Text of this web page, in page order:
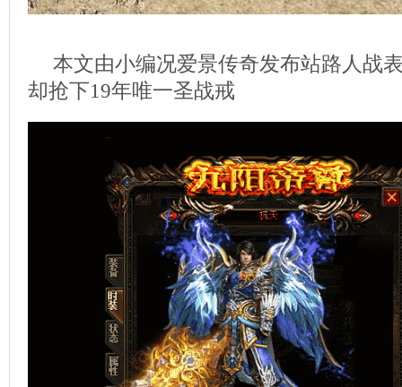
本文由小编况爱景传奇发布站路人战
却抢下19年唯一圣战戒